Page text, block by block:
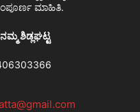
ಮಾಹಿತಿ.
ಶಿಡ್ಲಘಟ್ಟ